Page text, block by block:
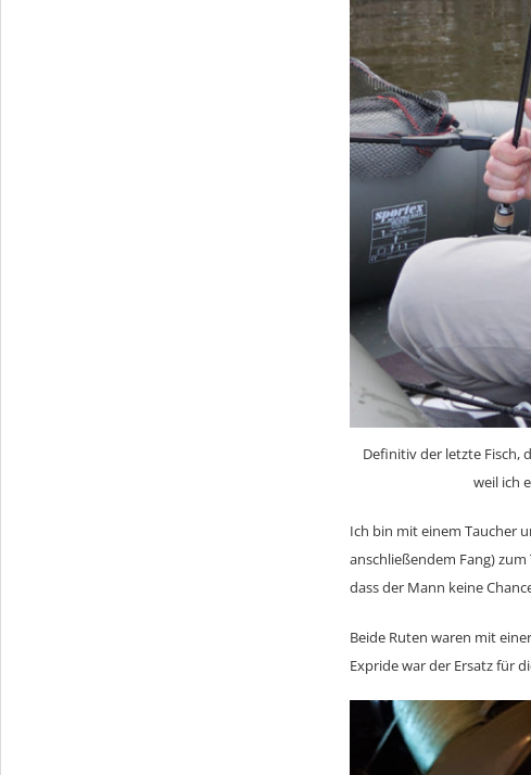
Definitiv der letzte Fisch,
weil ich
Ich bin mit einem Taucher
anschließendem Fang)
dass der Mann keine
Beide Ruten waren mit einer
Expride war der Ersatz für